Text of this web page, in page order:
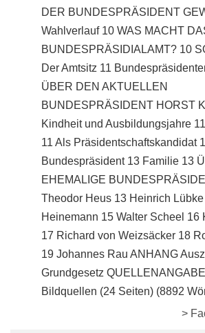
DER BUNDESPRÄSIDENT
Wahlverlauf 10 WAS MACHT
BUNDESPRÄSIDIALAMT? 10
Der Amtsitz 11
ÜBER DEN AKTUELLEN
BUNDESPRÄSIDENT HORST
Kindheit und Ausbildungsjahre
11 Als Präsidentschaftskandidat
Bundespräsident 13 Familie 13
EHEMALIGE
Theodor Heus 13 Heinrich
Heinemann 15 Walter Scheel 16
17 Richard von Weizsäcker 18
19 Johannes Rau ANHANG
Grundgesetz
Bildquellen (24 Seiten) (8892
>